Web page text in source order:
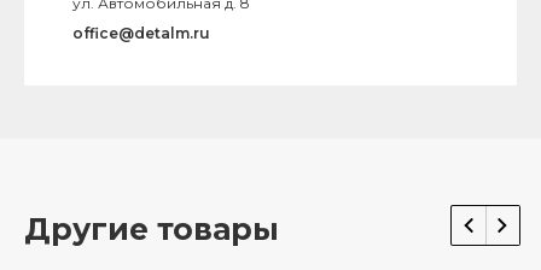
office@detalm.ru
Другие товары